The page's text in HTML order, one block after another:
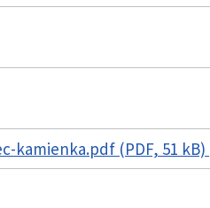
kamienka.pdf (PDF, 51 kB)